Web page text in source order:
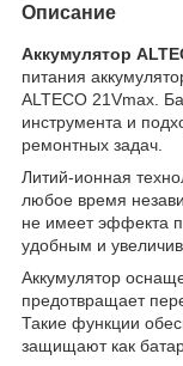
Описание
Аккумулятор
питания
ALTECO 21Vmax.
инструмента и
ремонтных задач.
Литий-ионная
любое время
не имеет эффекта
удобным и
Аккумулятор
предотвращает
Такие функции
защищают как